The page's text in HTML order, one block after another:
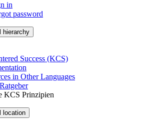
in
password
hierarchy
Success (KCS)
in Other Languages
KCS Prinzipien
location